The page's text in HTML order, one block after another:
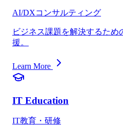
AI/DXコンサルティング
ビジネス課題を解決するた
援。
Learn More
IT Education
IT教育・研修